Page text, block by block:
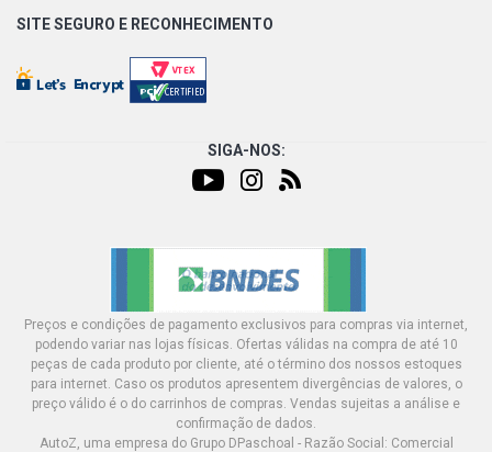
SITE SEGURO E RECONHECIMENTO
SIGA-NOS:
Preços e condições de pagamento exclusivos para compras via internet,
podendo variar nas lojas físicas. Ofertas válidas na compra de até 10
peças de cada produto por cliente, até o término dos nossos estoques
para internet. Caso os produtos apresentem divergências de valores, o
preço válido é o do carrinhos de compras. Vendas sujeitas a análise e
confirmação de dados.
AutoZ, uma empresa do Grupo DPaschoal - Razão Social: Comercial